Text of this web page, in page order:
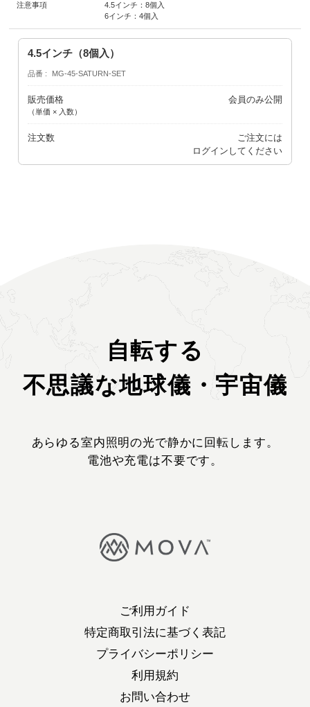
注意事項
4.5インチ：8個入
6インチ：4個入
4.5インチ（8個入）
品番 MG-45-SATURN-SET
販売価格
（単価 × 入数）
会員のみ公開
注文数
ご注文には
ログイン してください
自転する
不思議な地球儀・宇宙儀
あらゆる室内照明の光で静かに回転します。
電池や充電は不要です。
ご利用ガイド
特定商取引法に基づく表記
プライバシーポリシー
利用規約
お問い合わせ